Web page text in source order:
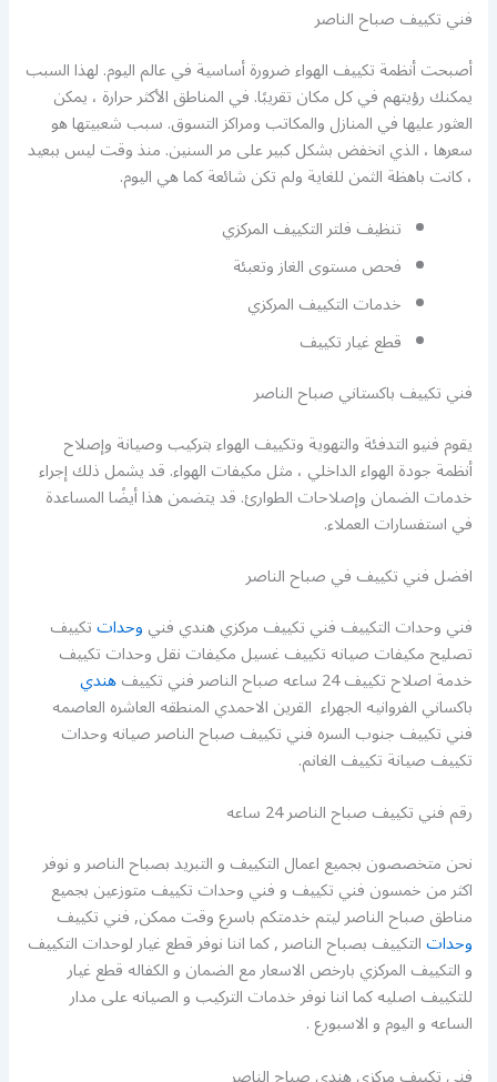
فني تكييف صباح الناصر
أصبحت أنظمة تكييف الهواء ضرورة أساسية في عالم اليوم. لهذا السبب
يمكنك رؤيتهم في كل مكان تقريبًا. في المناطق الأكثر حرارة ، يمكن
العثور عليها في المنازل والمكاتب ومراكز التسوق. سبب شعبيتها هو
سعرها ، الذي انخفض بشكل كبير على مر السنين. منذ وقت ليس ببعيد
، كانت باهظة الثمن للغاية ولم تكن شائعة كما هي اليوم.
تنظيف فلتر التكييف المركزي
فحص مستوى الغاز وتعبئة
خدمات التكييف المركزي
قطع غيار تكييف
فني تكييف باكستاني صباح الناصر
يقوم فنيو التدفئة والتهوية وتكييف الهواء بتركيب وصيانة وإصلاح
أنظمة جودة الهواء الداخلي ، مثل مكيفات الهواء. قد يشمل ذلك إجراء
خدمات الضمان وإصلاحات الطوارئ. قد يتضمن هذا أيضًا المساعدة
في استفسارات العملاء.
افضل فني تكييف في صباح الناصر
فني وحدات التكييف فني تكييف مركزي هندي فنيوحداتتكييف
تصليح مكيفات صيانه تكييف غسيل مكيفات نقل وحدات تكييف
خدمة اصلاح تكييف 24 ساعه صباح الناصر فني تكييف هندي
باكساني الفروانيه الجهراء القرين الاحمدي المنطقه العاشره العاصمه
فني تكييف جنوب السره فني تكييف صباح الناصر صيانه وحدات
تكييف صيانة تكييف الغانم.
رقم فني تكييف صباح الناصر 24 ساعه
نحن متخصصون بجميع اعمال التكييف و التبريد بصباح الناصر و نوفر
اكثر من خمسون فني تكييف و فني وحدات تكييف متوزعين بجميع
مناطق صباح الناصر ليتم خدمتكم باسرع وقت ممكن, فني تكييف
وحداتالتكييف بصباح الناصر , كما اننا نوفر قطع غيار لوحدات التكييف
و التكييف المركزي بارخص الاسعار مع الضمان و الكفاله قطع غيار
للتكييف اصليه كما اننا نوفر خدمات التركيب و الصيانه على مدار
الساعه و اليوم و الاسبورع .